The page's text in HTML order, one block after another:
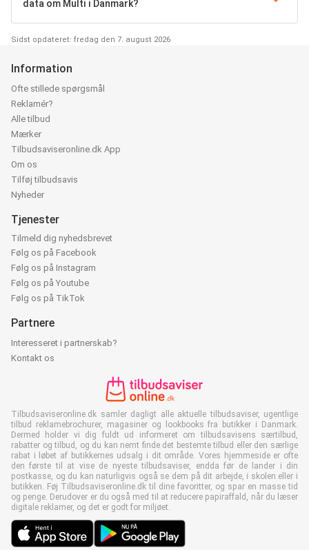
data om Multi i Danmark?
Sidst opdateret: fredag den 7. august 2026
Information
Ofte stillede spørgsmål
Reklamér?
Alle tilbud
Mærker
Tilbudsaviseronline.dk App
Om os
Tilføj tilbudsavis
Nyheder
Tjenester
Tilmeld dig nyhedsbrevet
Følg os på Facebook
Følg os på Instagram
Følg os på Youtube
Følg os på TikTok
Partnere
Interesseret i partnerskab?
Kontakt os
Tilbudsaviseronline.dk samler dagligt alle aktuelle tilbudsaviser, ugentlige
tilbud reklamebrochurer, magasiner og lookbooks fra butikker i Danmark.
Dermed holder vi dig fuldt ud informeret om tilbudsavisens særtilbud,
rabatter og tilbud, og du kan nemt finde det bestemte tilbud eller den særlige
rabat i løbet af butikkernes udsalg i dit område. Vores hjemmeside er ofte
den første til at vise de nyeste tilbudsaviser, endda før de lander i din
postkasse, og du kan naturligvis også se dem på dit arbejde, i skolen eller i
butikken. Føj Tilbudsaviseronline.dk til dine favoritter, og spar en masse tid
og penge. Derudover er du også med til at reducere papiraffald, når du læser
digitale reklamer, og det er godt for miljøet.